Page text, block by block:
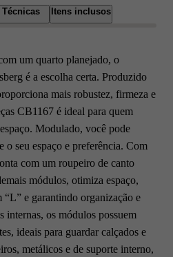
Itens inclusos
um quarto planejado, o
é a escolha certa. Produzido
mais robustez, firmeza e
CB1167 é ideal para quem
Modulado, você pode
o seu espaço e preferência. Com
com um roupeiro de canto
módulos, otimiza espaço,
e garantindo organização e
internas, os módulos possuem
ideais para guardar calçados e
metálicos e de suporte interno,